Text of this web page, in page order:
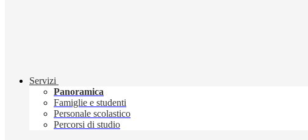
Servizi
Panoramica
Famiglie e studenti
Personale scolastico
Percorsi di studio